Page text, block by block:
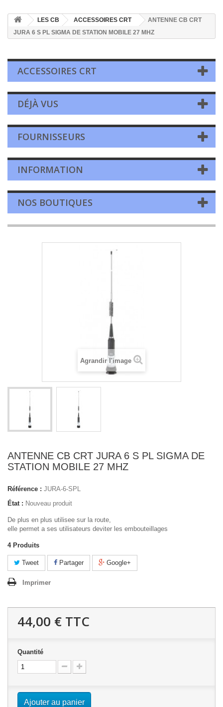
LES CB ACCESSOIRES CRT
ANTENNE CB CRT
JURA 6 S PL SIGMA DE STATION MOBILE 27 MHZ
ACCESSOIRES CRT
DÉJÀ VUS
FOURNISSEURS
INFORMATION
NOS BOUTIQUES
Agrandir l'image
ANTENNE CB CRT JURA 6 S PL SIGMA DE
STATION MOBILE 27 MHZ
Référence : JURA-6-SPL
État : Nouveau produit
De plus en plus utilisee sur la route,
elle permet a ses utilisateurs deviter les embouteillages
4 Produits
Tweet Partager Google+
Imprimer
44,00 € TTC
Quantité
Ajouter au panier